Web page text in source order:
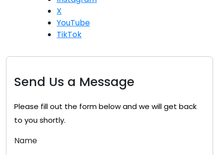
X
YouTube
TikTok
Send Us a Message
Please fill out the form below and we will get back
to you shortly.
Name